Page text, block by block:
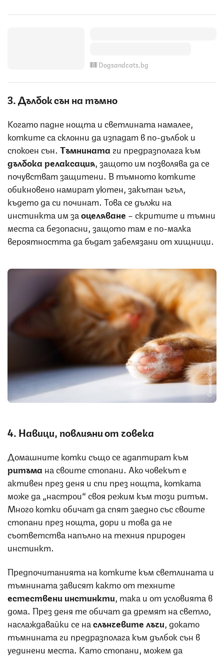
Dogsandcats.bg
3. Дълбок сън на тъмно
Когато падне нощта и светлината намалее,
котките са склонни да изпадат в по-дълбок и
спокоен сън. Тъмнината ги предразполага към
дълбока релаксация , защото им позволява да се
почувстват защитени. В тъмното котките
обикновено намират уютен, закътан ъгъл,
където да си починат. Това се дължи на
инстинкта им заоцеляване – скритите и тъмни
места са безопасни, защото там е по-малка
вероятността да бъдат забелязани от хищници.
Снимка: iStock
4. Навици, повлияни от човека
Домашните котки също се адаптират към
ритъма на своите стопани. Ако човекът е
активен през деня и спи през нощта, котката
може да „настрои“ своя режим към този ритъм.
Много котки обичат да спят заедно със своите
стопани през нощта, дори и това да не
съответства напълно на техния природен
инстинкт.
Предпочитанията на котките към светлината и
тъмнината зависят както от техните
естествени инстинкти , така и от условията в
дома. През деня те обичат да дремят на светло,
наслаждавайки се наслънчевите лъчи , докато
тъмнината ги предразполага към дълбок сън в
уединени места. Като стопани, можем да